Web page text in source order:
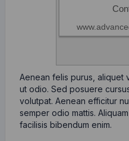
Aenean felis purus, aliquet
ut odio. Sed posuere
volutpat. Aenean efficitur
semper odio mattis.
facilisis bibendum enim.